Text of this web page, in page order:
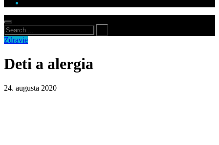
Zdravie
Deti a alergia
24. augusta 2020